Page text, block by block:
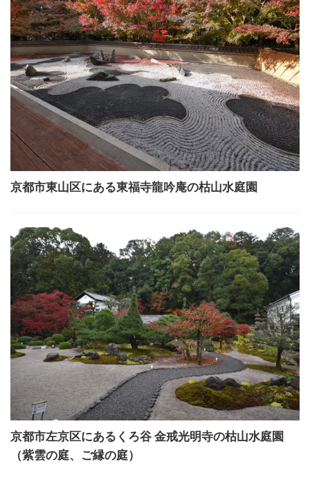
京都市東山区にある東福寺龍吟庵の枯山水庭園
京都市左京区にあるくろ谷 金戒光明寺の枯山水庭園
（紫雲の庭、ご縁の庭）